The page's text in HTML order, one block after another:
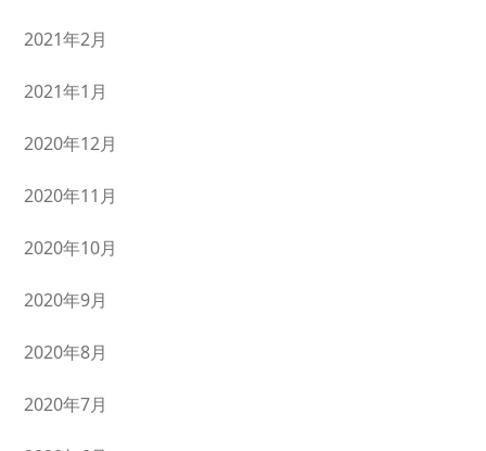
2021年2月
2021年1月
2020年12月
2020年11月
2020年10月
2020年9月
2020年8月
2020年7月